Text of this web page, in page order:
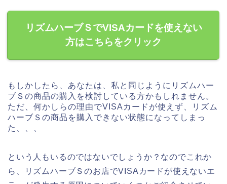
リズムハーブＳでVISAカードを使えない
方はこちらをクリック
もしかしたら、あなたは、私と同じようにリズムハー
ブＳの商品の購入を検討している方かもしれません。
ただ、何かしらの理由でVISAカードが使えず、リズム
ハーブＳの商品を購入できない状態になってしまっ
た、、、
という人もいるのではないでしょうか？なのでこれか
ら、リズムハーブＳのお店でVISAカードが使えないエ